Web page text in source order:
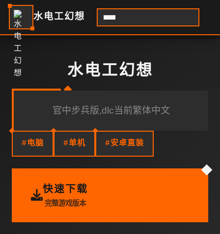
水电工幻想
水电工幻想
官中步兵版,dlc当前繁体中文
#电脑 #单机 #安卓直装
快速下载
完整游戏版本